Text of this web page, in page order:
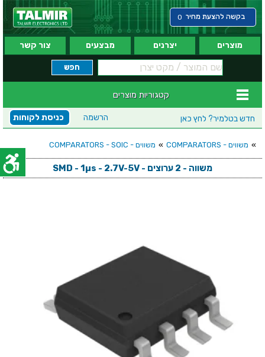
בקשה להצעת מחיר 0
מוצרים יצרנים מבצעים צור קשר
קטגוריות מוצרים
חדש בטלמיר? לחץ כאן כניסת לקוחות הרשמה
» משווים - COMPARATORS » משווים - COMPARATORS - SOIC
משווה - 2 ערוצים - SMD - 1µs - 2.7V-5V